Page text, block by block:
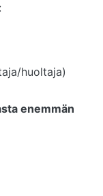
huoltaja)
enemmän